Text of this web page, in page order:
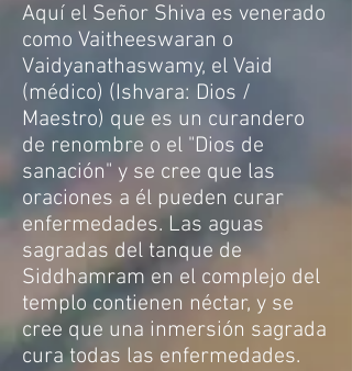
Aquí el Señor Shiva es venerado
como Vaitheeswaran o
Vaidyanathaswamy, el Vaid
(médico) (Ishvara: Dios /
Maestro) que es un curandero
de renombre o el "Dios de
sanación" y se cree que las
oraciones a él pueden curar
enfermedades. Las aguas
sagradas del tanque de
Siddhamram en el complejo del
templo contienen néctar, y se
cree que una inmersión sagrada
cura todas las enfermedades.